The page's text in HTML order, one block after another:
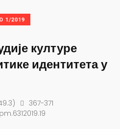
1/2019
културе
идентитета у
367-371